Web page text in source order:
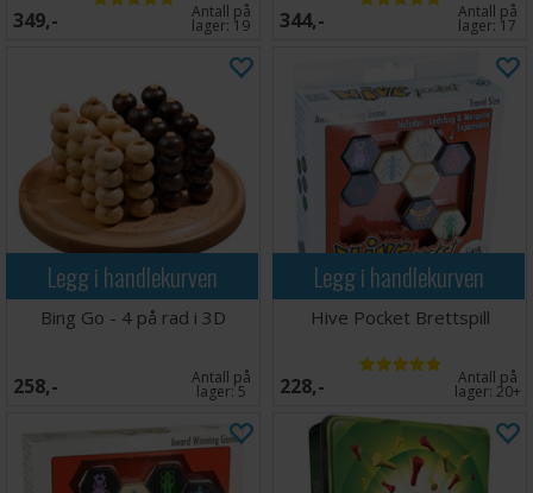
349,- Antall på
lager: 19 344,- Antall på
lager: 17
Legg i handlekurven
Bing Go - 4 på rad i 3D
258,- Antall på
lager:5
Legg i handlekurven
Hive Pocket Brettspill
228,- Antall på
lager: 20+